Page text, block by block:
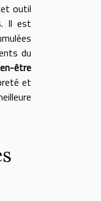
outil
Il est
du
être
et